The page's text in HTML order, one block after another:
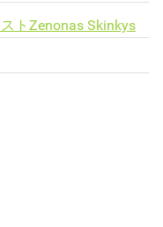
トZenonas Skinkys